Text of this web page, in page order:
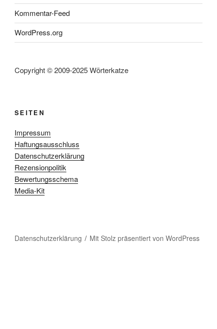
Kommentar-Feed
WordPress.org
Copyright © 2009-2025 Wörterkatze
SEITEN
Impressum
Haftungsausschluss
Datenschutzerklärung
Rezensionpolitik
Bewertungsschema
Media-Kit
Datenschutzerklärung Mit Stolz präsentiert von WordPress